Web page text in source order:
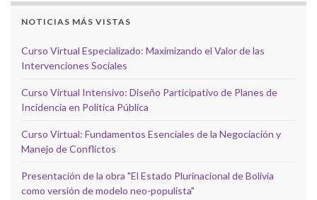
NOTICIAS MÁS VISTAS
Curso Virtual Especializado: Maximizando el Valor de las
Intervenciones Sociales
Curso Virtual Intensivo: Diseño Participativo de Planes de
Incidencia en Política Pública
Curso Virtual: Fundamentos Esenciales de la Negociación y
Manejo de Conflictos
Presentación de la obra "El Estado Plurinacional de Bolivia
como versión de modelo neo-populista"